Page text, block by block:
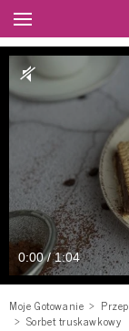
0:00 / 1:04
Moje Gotowanie
Sorbet truskawkowy